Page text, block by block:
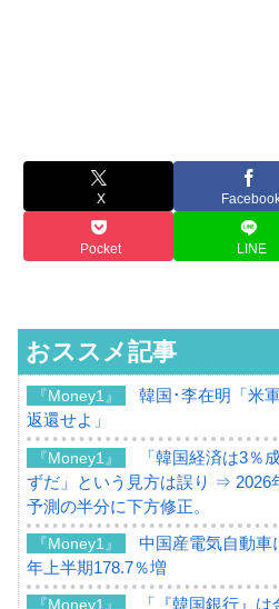
X
Pocket LINE
おススメ記事
『Money1』
韓国･李在明「米
返還せよ」
『Money1』
「韓国経済は3％
ずだ」という見方は誤り ⇒ 2026
予測の半分に下方修正。
『Money1』
中国産電気自動車
年上半期178.7％増
『Money1』
「『韓国銀行』